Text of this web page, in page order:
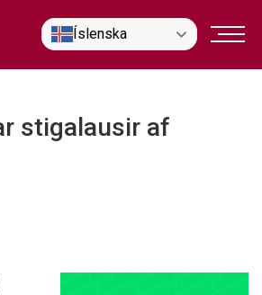
Íslenska
stigalausir af